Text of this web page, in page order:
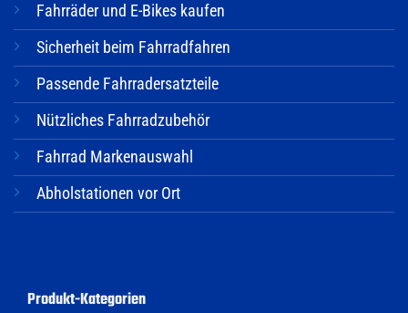
Fahrräder und E-Bikes kaufen
Sicherheit beim Fahrradfahren
Passende Fahrradersatzteile
Nützliches Fahrradzubehör
Fahrrad Markenauswahl
Abholstationen vor Ort
Produkt-Kategorien